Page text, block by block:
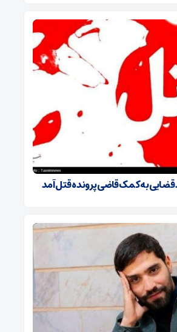
به کمک قاضی پرونده قتل آمد